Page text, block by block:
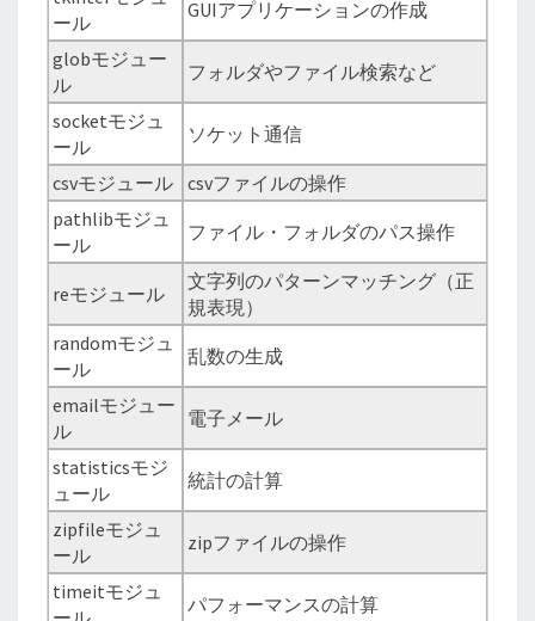
ール
GUIアプリケーションの作成
globモジュー
ル
フォルダやファイル検索など
socketモジュ
ール
ソケット通信
csvモジュール
csvファイルの操作
pathlibモジュ
ール
ファイル・フォルダのパス操作
reモジュール
文字列のパターンマッチング（正
規表現）
randomモジュ
ール
乱数の生成
emailモジュー
ル
電子メール
statisticsモジ
ュール
統計の計算
zipfileモジュ
ール
zipファイルの操作
timeitモジュ
パフォーマンスの計算